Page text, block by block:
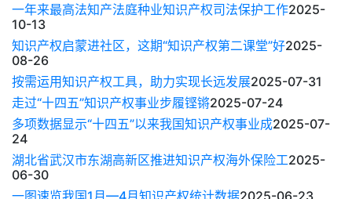
一年来最高法知产法庭种业知识产权司法保护工作2025-
10-13
知识产权启蒙进社区，这期“知识产权第二课堂”好2025-
08-26
按需运用知识产权工具，助力实现长远发展2025-07-31
走过“十四五”知识产权事业步履铿锵2025-07-24
多项数据显示“十四五”以来我国知识产权事业成2025-07-
24
湖北省武汉市东湖高新区推进知识产权海外保险工2025-
06-30
一图速览我国1月—4月知识产权统计数据2025-06-23